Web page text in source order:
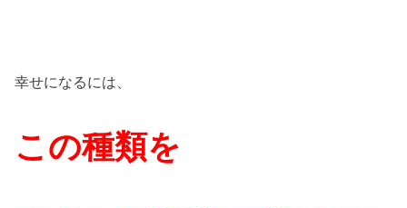
幸せになるには、
この種類を